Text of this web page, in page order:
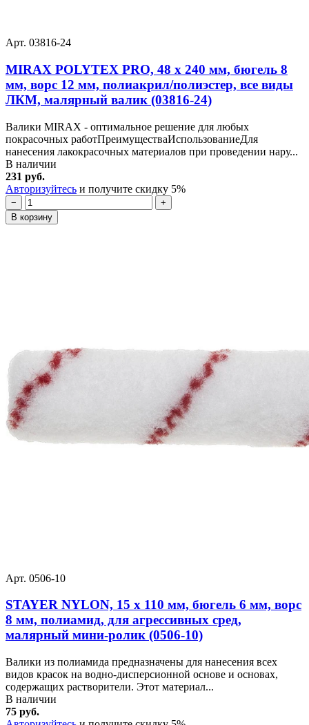
Арт. 03816-24
MIRAX POLYTEX PRO, 48 х 240 мм, бюгель 8
мм, ворс 12 мм, полиакрил/полиэстер, все виды
ЛКМ, малярный валик (03816-24)
Валики MIRAX - оптимальное решение для любых
покрасочных работПреимуществаИспользованиеДля
нанесения лакокрасочных материалов при проведении нару...
В наличии
231 руб.
Авторизуйтесь и получите скидку 5%
−
+
В корзину
Арт. 0506-10
STAYER NYLON, 15 х 110 мм, бюгель 6 мм, ворс
8 мм, полиамид, для агрессивных сред,
малярный мини-ролик (0506-10)
Валики из полиамида предназначены для нанесения всех
видов красок на водно-дисперсионной основе и основах,
содержащих растворители. Этот материал...
В наличии
75 руб.